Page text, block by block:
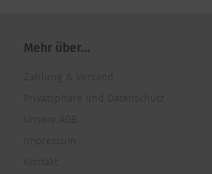
Mehr über...
Zahlung & Versand
Privatsphäre und Datenschutz
Unsere AGB
Impressum
Kontakt